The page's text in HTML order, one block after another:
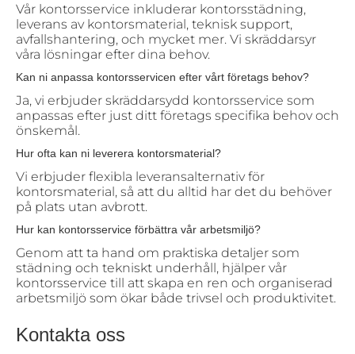
Vår kontorsservice inkluderar kontorsstädning,
leverans av kontorsmaterial, teknisk support,
avfallshantering, och mycket mer. Vi skräddarsyr
våra lösningar efter dina behov.
Kan ni anpassa kontorsservicen efter vårt företags behov?
Ja, vi erbjuder skräddarsydd kontorsservice som
anpassas efter just ditt företags specifika behov och
önskemål.
Hur ofta kan ni leverera kontorsmaterial?
Vi erbjuder flexibla leveransalternativ för
kontorsmaterial, så att du alltid har det du behöver
på plats utan avbrott.
Hur kan kontorsservice förbättra vår arbetsmiljö?
Genom att ta hand om praktiska detaljer som
städning och tekniskt underhåll, hjälper vår
kontorsservice till att skapa en ren och organiserad
arbetsmiljö som ökar både trivsel och produktivitet.
Kontakta oss